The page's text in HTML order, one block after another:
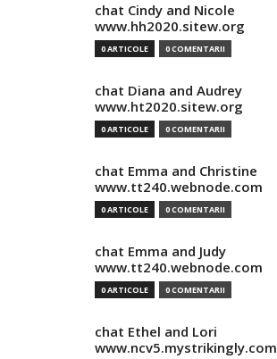
chat Cindy and Nicole
www.hh2020.sitew.org
0 ARTICOLE 0 COMENTARII
chat Diana and Audrey
www.ht2020.sitew.org
0 ARTICOLE 0 COMENTARII
chat Emma and Christine
www.tt240.webnode.com
0 ARTICOLE 0 COMENTARII
chat Emma and Judy
www.tt240.webnode.com
0 ARTICOLE 0 COMENTARII
chat Ethel and Lori
www.ncv5.mystrikingly.com